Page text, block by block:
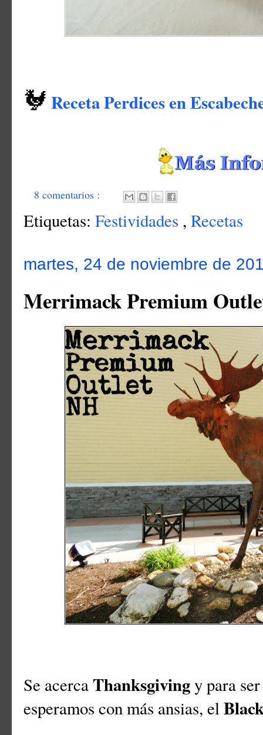
🐓 Receta Perdices en
8 comentarios :
Etiquetas: Festividades , Recetas
martes, 24 de noviembre de
Merrimack Premium
Se acercaThanksgivingy para
esperamos con más ansias, el